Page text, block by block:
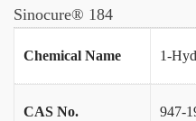
Sinocure® 184
Chemical Name 1-
CAS No. 947-